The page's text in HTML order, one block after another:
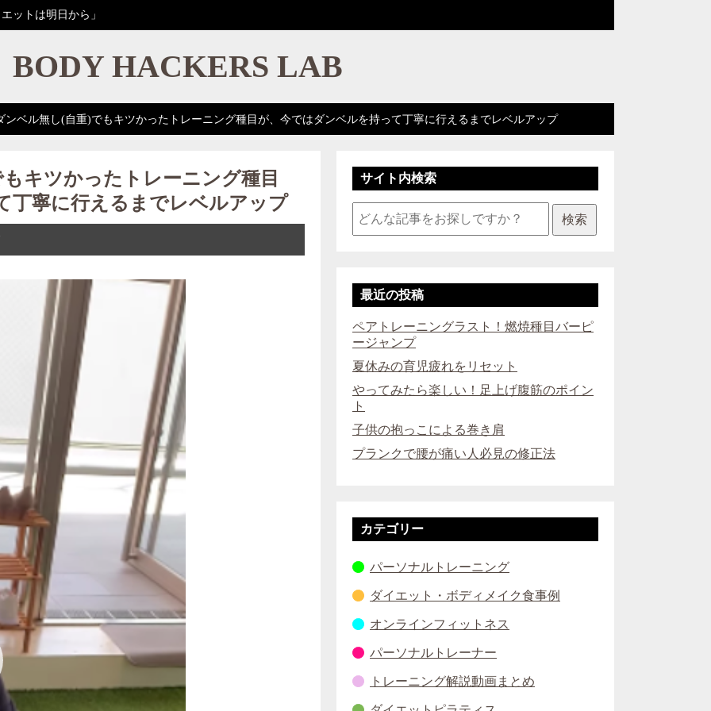
ットは明日から」
BODY HACKERS LAB
ンベル無し(自重)でもキツかったトレーニング種目が、今ではダンベルを持って丁寧に行えるまでレベルアップ
キツかったトレーニング種目
丁寧に行えるまでレベルアップ
サイト内検索
検索
最近の投稿
ペアトレーニングラスト！燃焼種目バーピ
ージャンプ
夏休みの育児疲れをリセット
やってみたら楽しい！足上げ腹筋のポイン
ト
子供の抱っこによる巻き肩
プランクで腰が痛い人必見の修正法
カテゴリー
パーソナルトレーニング
ダイエット・ボディメイク食事例
オンラインフィットネス
パーソナルトレーナー
トレーニング解説動画まとめ